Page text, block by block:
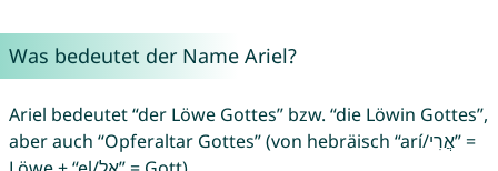
Was bedeutet der Name Ariel?
Ariel bedeutet “der Löwe Gottes” bzw. “die Löwin Gottes”,
aber auch “Opferaltar Gottes” (von hebräisch “arí/אֲרִי” =